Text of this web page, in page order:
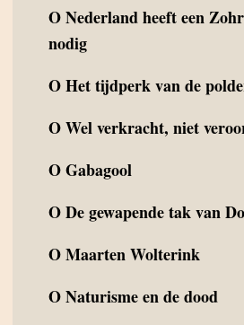
ONederland heeft een
nodig
OHet tijdperk van de
OWel verkracht, niet
OGabagool
ODe gewapende tak van
OMaarten Wolterink
ONaturisme en de dood